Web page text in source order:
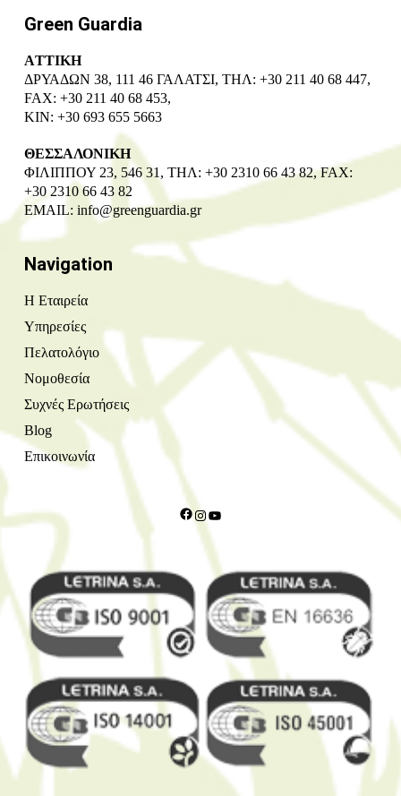
Green Guardia
ΑTTIKH
ΔΡΥΑΔΩΝ 38, 111 46 ΓΑΛΑΤΣΙ, ΤΗΛ: +30 211 40 68 447,
FAX: +30 211 40 68 453,
ΚΙΝ: +30 693 655 5663
ΘΕΣΣΑΛΟΝΙΚΗ
ΦΙΛΙΠΠΟΥ 23, 546 31, ΤΗΛ: +30 2310 66 43 82, FAX:
+30 2310 66 43 82
EMAIL: info@greenguardia.gr
Navigation
Η Εταιρεία
Υπηρεσίες
Πελατολόγιο
Νομοθεσία
Συχνές Ερωτήσεις
Blog
Επικοινωνία
Facebook